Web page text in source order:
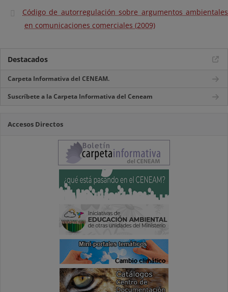
Código de autorregulación sobre argumentos ambientales
en comunicaciones comerciales (2009)
Destacados
Carpeta Informativa del CENEAM.
Suscríbete a la Carpeta Informativa del Ceneam
Accesos Directos